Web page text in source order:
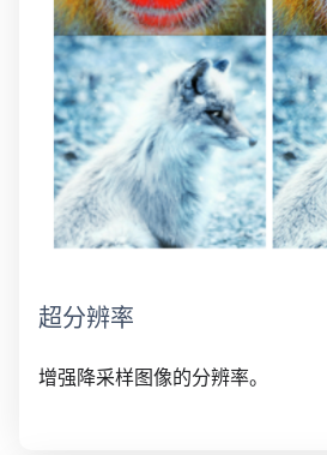
超分辨率
增强降采样图像的分辨率。